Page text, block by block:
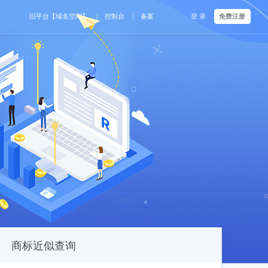
旧平台【域名空间】 控制台 备案 登 录 免费注册
商标近似查询